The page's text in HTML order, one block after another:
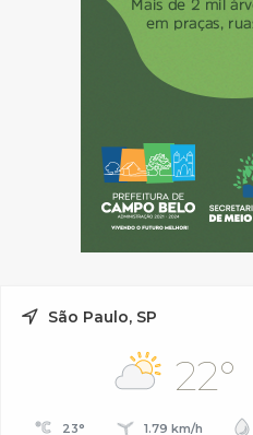
São Paulo, SP
22°
23° 1.79 km/h